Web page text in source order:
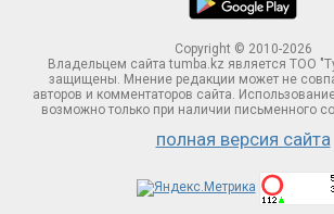
Copyright © 2010-2026
Владельцем сайта tumba.kz является ТОО
защищены. Мнение редакции может не
авторов и комментаторов сайта.
возможно только при наличии письменного
полная версия сайта